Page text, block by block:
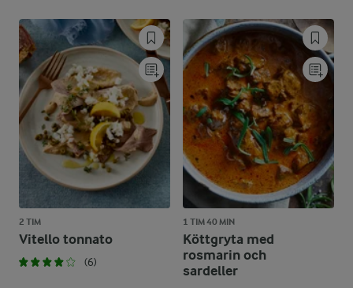
2 TIM
Vitello tonnato
(6)
1 TIM 40 MIN
Köttgryta med
rosmarin och
sardeller